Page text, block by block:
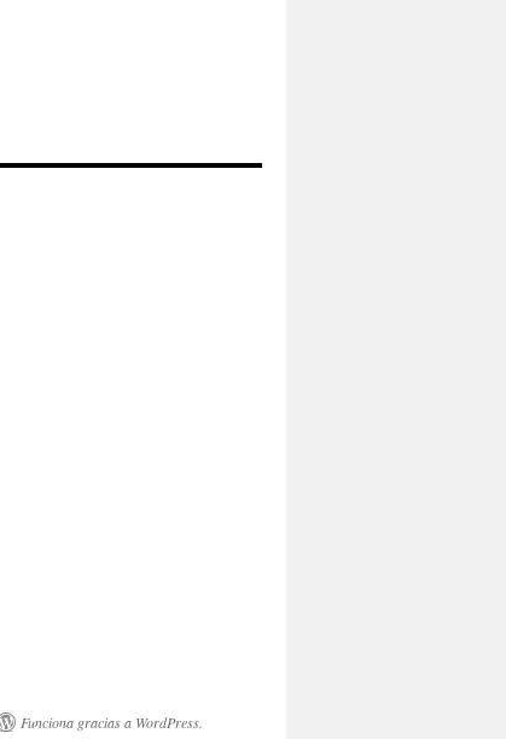
Funciona gracias a WordPress.